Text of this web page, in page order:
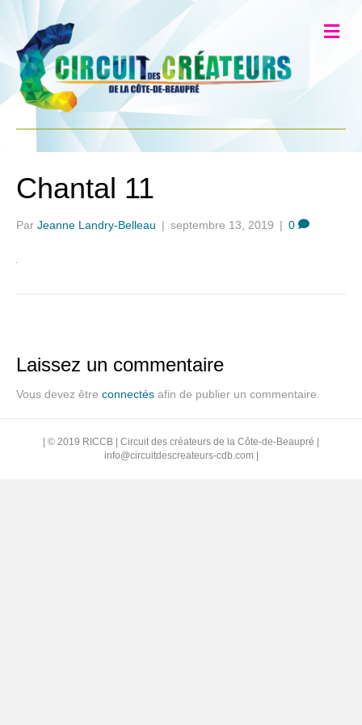
Chantal 11
Par Jeanne Landry-Belleau | septembre 13, 2019 | 0
Laissez un commentaire
Vous devez être connectés afin de publier un commentaire.
| © 2019 RICCB | Circuit des créateurs de la Côte-de-Beaupré |
info@circuitdescreateurs-cdb.com|